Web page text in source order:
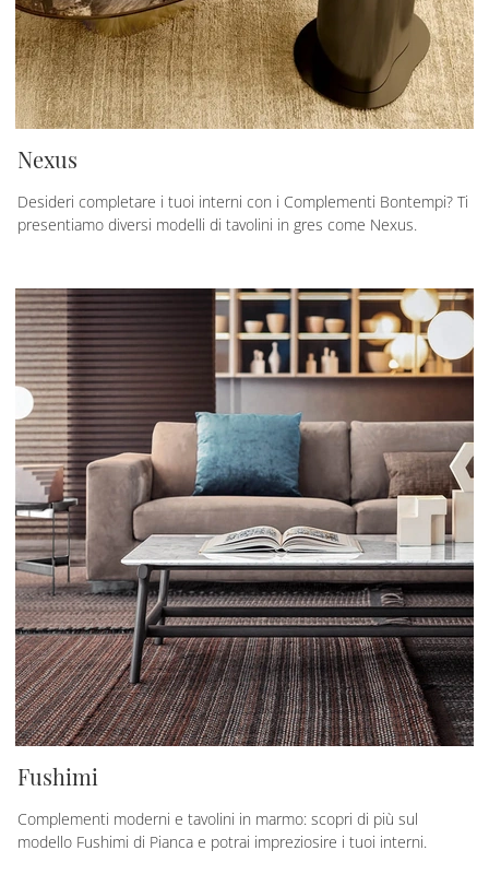
Nexus
Desideri completare i tuoi interni con i Complementi Bontempi? Ti
presentiamo diversi modelli di tavolini in gres come Nexus.
Fushimi
Complementi moderni e tavolini in marmo: scopri di più sul
modello Fushimi di Pianca e potrai impreziosire i tuoi interni.